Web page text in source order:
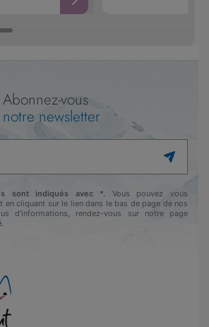
Abonnez-vous
newsletter
sont indiqués avec *. Vous pouvez vous
en cliquant sur le lien dans le bas de page de nos
d'informations, rendez-vous sur notre page